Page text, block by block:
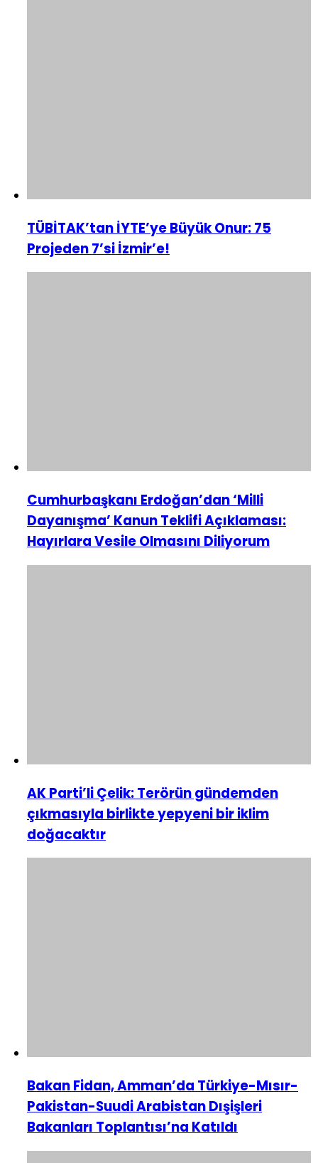
TÜBİTAK’tan İYTE’ye Büyük Onur: 75
Projeden 7’si İzmir’e!
Cumhurbaşkanı Erdoğan’dan ‘Milli
Dayanışma’ Kanun Teklifi Açıklaması:
Hayırlara Vesile Olmasını Diliyorum
AK Parti’li Çelik: Terörün gündemden
çıkmasıyla birlikte yepyeni bir iklim
doğacaktır
Bakan Fidan, Amman’da Türkiye-Mısır-
Pakistan-Suudi Arabistan Dışişleri
Bakanları Toplantısı’na Katıldı